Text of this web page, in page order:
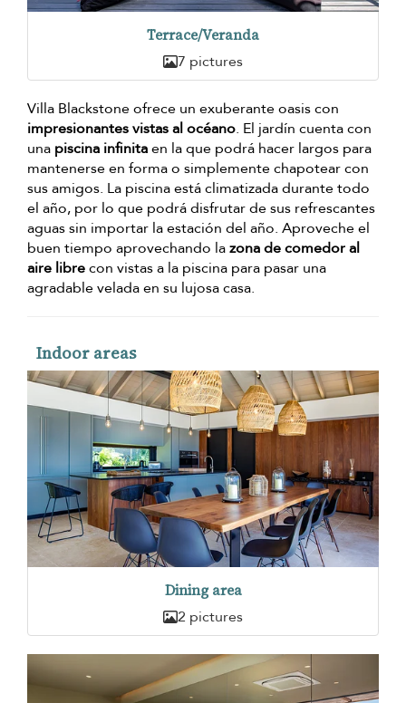
Terrace/Veranda
7 pictures
Villa Blackstone ofrece un exuberante oasis con
impresionantes vistas al océano. El jardín cuenta con
una piscina infinitaen la que podrá hacer largos para
mantenerse en forma o simplemente chapotear con
sus amigos. La piscina está climatizada durante todo
el año, por lo que podrá disfrutar de sus refrescantes
aguas sin importar la estación del año. Aproveche el
buen tiempo aprovechando lazona de comedor al
aire librecon vistas a la piscina para pasar una
agradable velada en su lujosa casa.
Indoor areas
Dining area
2 pictures